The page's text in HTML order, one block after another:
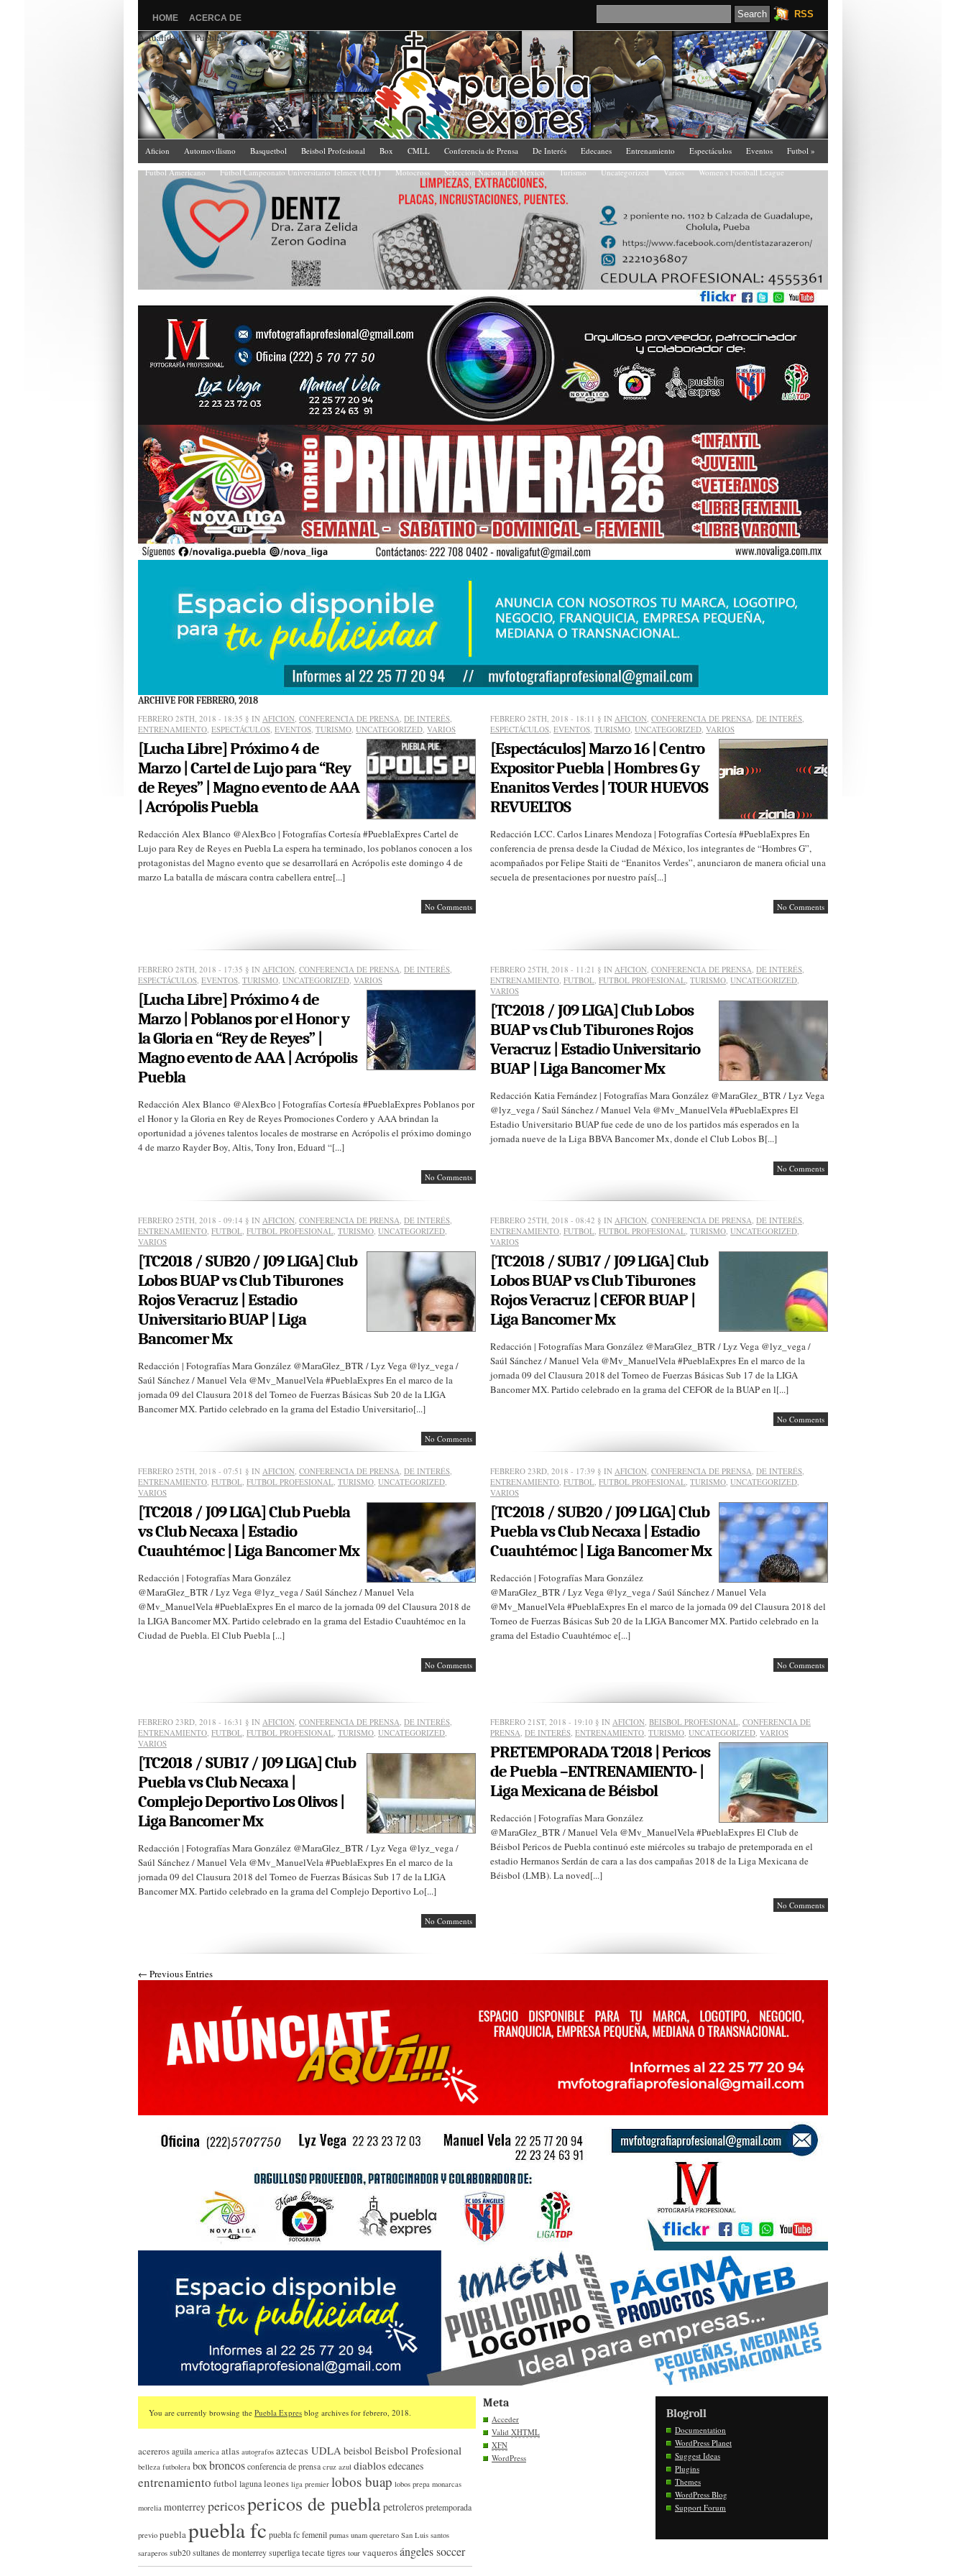
HOME ACERCA DE RSS
Actualidad en Puebla
Aficion Automovilismo Basquetbol Beisbol Profesional Box CMLL Conferencia de Prensa De Interés Edecanes Entrenamiento Espectáculos Eventos Futbol »
Futbol Americano
Fútbol Campeonato Universitario Telmex (CUT) Motocross Selección Nacional de México Turismo Uncategorized Varios Women's Football League
ARCHIVE FOR FEBRERO, 2018
FEBRERO 28TH, 2018 - 18:35 § IN AFICION, CONFERENCIA DE PRENSA, DE INTERÉS,
ENTRENAMIENTO, ESPECTÁCULOS, EVENTOS, TURISMO, UNCATEGORIZED, VARIOS
[Lucha Libre] Próximo 4 de
Marzo | Cartel de Lujo para “Rey
de Reyes” | Magno evento de AAA
| Acrópolis Puebla
Redacción Alex Blanco @AlexBco | Fotografías Cortesía #PueblaExpres Cartel de
Lujo para Rey de Reyes en Puebla La espera ha terminado, los poblanos conocen a los
protagonistas del Magno evento que se desarrollará en Acrópolis este domingo 4 de
marzo La batalla de máscara contra cabellera entre[...]
No Comments
FEBRERO 28TH, 2018 - 18:11 § IN AFICION, CONFERENCIA DE PRENSA, DE INTERÉS,
ESPECTÁCULOS, EVENTOS, TURISMO, UNCATEGORIZED, VARIOS
[Espectáculos] Marzo 16 | Centro
Expositor Puebla | Hombres G y
Enanitos Verdes | TOUR HUEVOS
REVUELTOS
Redacción LCC. Carlos Linares Mendoza | Fotografías Cortesía #PueblaExpres En
conferencia de prensa desde la Ciudad de México, los integrantes de “Hombres G”,
acompañados por Felipe Staiti de “Enanitos Verdes”, anunciaron de manera oficial una
secuela de presentaciones por nuestro país[...]
No Comments
FEBRERO 28TH, 2018 - 17:35 § IN AFICION, CONFERENCIA DE PRENSA, DE INTERÉS,
ESPECTÁCULOS, EVENTOS, TURISMO, UNCATEGORIZED, VARIOS
[Lucha Libre] Próximo 4 de
Marzo | Poblanos por el Honor y
la Gloria en “Rey de Reyes” |
Magno evento de AAA | Acrópolis
Puebla
Redacción Alex Blanco @AlexBco | Fotografías Cortesía #PueblaExpres Poblanos por
el Honor y la Gloria en Rey de Reyes Promociones Cordero y AAA brindan la
oportunidad a jóvenes talentos locales de mostrarse en Acrópolis el próximo domingo
4 de marzo Rayder Boy, Altis, Tony Iron, Eduard “[...]
No Comments
FEBRERO 25TH, 2018 - 11:21 § IN AFICION, CONFERENCIA DE PRENSA, DE INTERÉS,
ENTRENAMIENTO, FUTBOL, FUTBOL PROFESIONAL, TURISMO, UNCATEGORIZED,
VARIOS
[TC2018 / J09 LIGA] Club Lobos
BUAP vs Club Tiburones Rojos
Veracruz | Estadio Universitario
BUAP | Liga Bancomer Mx
Redacción Katia Fernández | Fotografías Mara González @MaraGlez_BTR / Lyz Vega
@lyz_vega / Saúl Sánchez / Manuel Vela @Mv_ManuelVela #PueblaExpres El
Estadio Universitario BUAP fue cede de uno de los partidos más esperados en la
jornada nueve de la Liga BBVA Bancomer Mx, donde el Club Lobos B[...]
No Comments
FEBRERO 25TH, 2018 - 09:14 § IN AFICION, CONFERENCIA DE PRENSA, DE INTERÉS,
ENTRENAMIENTO, FUTBOL, FUTBOL PROFESIONAL, TURISMO, UNCATEGORIZED,
VARIOS
[TC2018 / SUB20 / J09 LIGA] Club
Lobos BUAP vs Club Tiburones
Rojos Veracruz | Estadio
Universitario BUAP | Liga
Bancomer Mx
Redacción | Fotografías Mara González @MaraGlez_BTR / Lyz Vega @lyz_vega /
Saúl Sánchez / Manuel Vela @Mv_ManuelVela #PueblaExpres En el marco de la
jornada 09 del Clausura 2018 del Torneo de Fuerzas Básicas Sub 20 de la LIGA
Bancomer MX. Partido celebrado en la grama del Estadio Universitario[...]
No Comments
FEBRERO 25TH, 2018 - 08:42 § IN AFICION, CONFERENCIA DE PRENSA, DE INTERÉS,
ENTRENAMIENTO, FUTBOL, FUTBOL PROFESIONAL, TURISMO, UNCATEGORIZED,
VARIOS
[TC2018 / SUB17 / J09 LIGA] Club
Lobos BUAP vs Club Tiburones
Rojos Veracruz | CEFOR BUAP |
Liga Bancomer Mx
Redacción | Fotografías Mara González @MaraGlez_BTR / Lyz Vega @lyz_vega /
Saúl Sánchez / Manuel Vela @Mv_ManuelVela #PueblaExpres En el marco de la
jornada 09 del Clausura 2018 del Torneo de Fuerzas Básicas Sub 17 de la LIGA
Bancomer MX. Partido celebrado en la grama del CEFOR de la BUAP en l[...]
No Comments
FEBRERO 25TH, 2018 - 07:51 § IN AFICION, CONFERENCIA DE PRENSA, DE INTERÉS,
ENTRENAMIENTO, FUTBOL, FUTBOL PROFESIONAL, TURISMO, UNCATEGORIZED,
VARIOS
[TC2018 / J09 LIGA] Club Puebla
vs Club Necaxa | Estadio
Cuauhtémoc | Liga Bancomer Mx
Redacción | Fotografías Mara González
@MaraGlez_BTR / Lyz Vega @lyz_vega / Saúl Sánchez / Manuel Vela
@Mv_ManuelVela #PueblaExpres En el marco de la jornada 09 del Clausura 2018 de
la LIGA Bancomer MX. Partido celebrado en la grama del Estadio Cuauhtémoc en la
Ciudad de Puebla. El Club Puebla [...]
No Comments
FEBRERO 23RD, 2018 - 17:39 § IN AFICION, CONFERENCIA DE PRENSA, DE INTERÉS,
ENTRENAMIENTO, FUTBOL, FUTBOL PROFESIONAL, TURISMO, UNCATEGORIZED,
VARIOS
[TC2018 / SUB20 / J09 LIGA] Club
Puebla vs Club Necaxa | Estadio
Cuauhtémoc | Liga Bancomer Mx
Redacción | Fotografías Mara González
@MaraGlez_BTR / Lyz Vega @lyz_vega / Saúl Sánchez / Manuel Vela
@Mv_ManuelVela #PueblaExpres En el marco de la jornada 09 del Clausura 2018 del
Torneo de Fuerzas Básicas Sub 20 de la LIGA Bancomer MX. Partido celebrado en la
grama del Estadio Cuauhtémoc e[...]
No Comments
FEBRERO 23RD, 2018 - 16:31 § IN AFICION, CONFERENCIA DE PRENSA, DE INTERÉS,
ENTRENAMIENTO, FUTBOL, FUTBOL PROFESIONAL, TURISMO, UNCATEGORIZED,
VARIOS
[TC2018 / SUB17 / J09 LIGA] Club
Puebla vs Club Necaxa |
Complejo Deportivo Los Olivos |
Liga Bancomer Mx
Redacción | Fotografías Mara González @MaraGlez_BTR / Lyz Vega @lyz_vega /
Saúl Sánchez / Manuel Vela @Mv_ManuelVela #PueblaExpres En el marco de la
jornada 09 del Clausura 2018 del Torneo de Fuerzas Básicas Sub 17 de la LIGA
Bancomer MX. Partido celebrado en la grama del Complejo Deportivo Lo[...]
No Comments
FEBRERO 21ST, 2018 - 19:10 § IN AFICION, BEISBOL PROFESIONAL, CONFERENCIA DE
PRENSA, DE INTERÉS, ENTRENAMIENTO, TURISMO, UNCATEGORIZED, VARIOS
PRETEMPORADA T2018 | Pericos
de Puebla –ENTRENAMIENTO- |
Liga Mexicana de Béisbol
Redacción | Fotografías Mara González
@MaraGlez_BTR / Manuel Vela @Mv_ManuelVela #PueblaExpres El Club de
Béisbol Pericos de Puebla continuó este miércoles su trabajo de pretemporada en el
estadio Hermanos Serdán de cara a las dos campañas 2018 de la Liga Mexicana de
Béisbol (LMB). La noved[...]
No Comments
← Previous Entries
You are currently browsing the Puebla Expres blog archives for febrero, 2018.
acererosaguila america atlas autografos aztecas UDLA beisbolBeisbol Profesional
belleza futbolera boxbroncosconferencia de prensa cruz azul diablosedecanes
entrenamiento futbol lagunaleones liga premier lobos buap lobos prepa monarcas
morelia monterreypericospericos de pueblapetrolerospretemporada
previo pueblapuebla fc puebla fc femenil pumas unam queretaro San Luis santos
saraperos sub20sultanes de monterreysuperligatecatetigres tour vaquerosángeles soccer
Meta
Acceder
Valid XHTML
XFN
WordPress
Blogroll
Documentation
WordPress Planet
Suggest Ideas
Plugins
Themes
WordPress Blog
Support Forum